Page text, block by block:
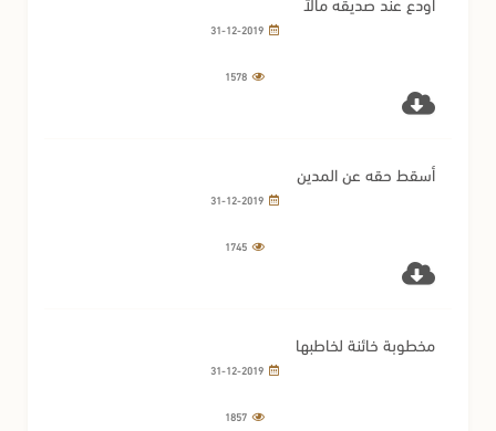
31-12-2019
1578
أسقط حقه عن المدين
31-12-2019
1745
مخطوبة خائنة لخاطبها
31-12-2019
1857